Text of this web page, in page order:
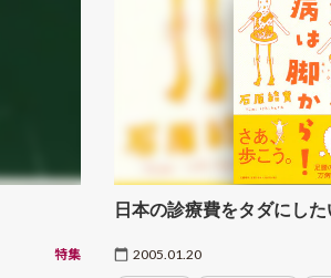
特集
日本の診療費をタダにし
2005.01.20